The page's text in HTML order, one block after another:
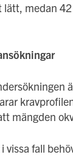
medan
mängden
vissa fall